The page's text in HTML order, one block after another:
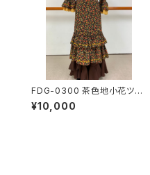
FDG-0300 茶色地小花ツー
ピース
¥10,000